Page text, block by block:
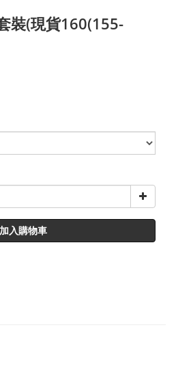
裝(現貨160(155-
加入購物車